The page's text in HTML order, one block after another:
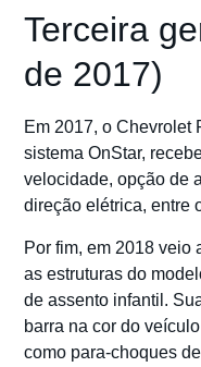
Terceira
de 2017)
Em 2017, o Chevrolet
sistema OnStar,
velocidade, opção de
direção elétrica, entre
Por fim, em 2018 veio
as estruturas do
de assento infantil.
barra na cor do
como para-choques